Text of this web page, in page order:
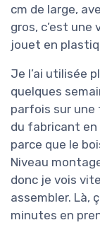
cm de large,
gros, c’est une
jouet en
Je l’ai utilisée
quelques
parfois sur une
du fabricant en
parce que le
Niveau
donc je vois
assembler. Là,
minutes en